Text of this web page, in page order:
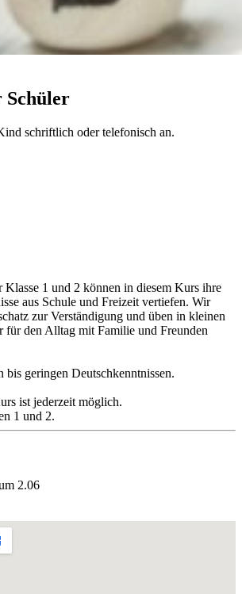
Schüler
schriftlich oder telefonisch an.
Klasse 1 und 2 können in diesem Kurs ihre
aus Schule und Freizeit vertiefen. Wir
zur Verständigung und üben in kleinen
für den Alltag mit Familie und Freunden
geringen Deutschkenntnissen.
ist jederzeit möglich.
1 und 2.
2.06